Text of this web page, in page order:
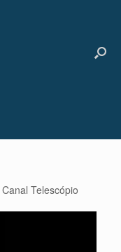
Canal Telescópio